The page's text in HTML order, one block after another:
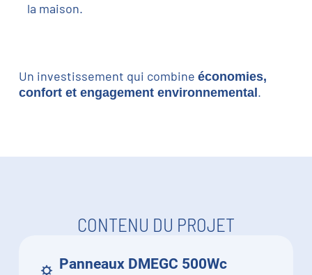
la maison.
Un investissement qui combine économies,
confort et engagement environnemental .
CONTENU DU PROJET
Panneaux DMEGC 500Wc